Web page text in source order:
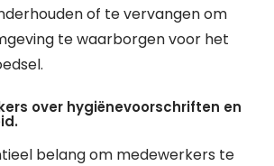
of te vervangen om
te waarborgen voor het
over hygiënevoorschriften en
belang om medewerkers te